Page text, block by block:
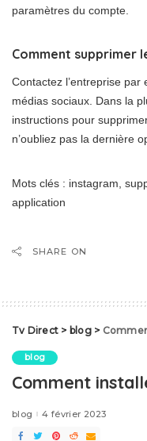
paramètres du compte.
Comment supprimer
Contactez l’entreprise
médias sociaux. Dans la
instructions pour
n’oubliez pas la dernière
Mots clés : instagram,
application
SHARE ON
Tv Direct > blog>
blog
Comment
blog 4 février 2023